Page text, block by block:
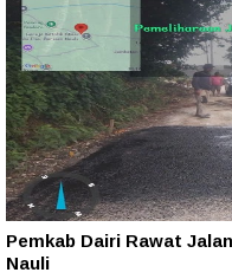
Pemkab Dairi Rawat
Nauli